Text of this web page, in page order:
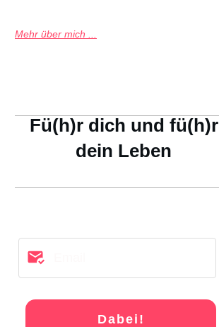
Mehr über mich ...
Fü(h)r dich und fü(h)r
dein Leben
Dabei!